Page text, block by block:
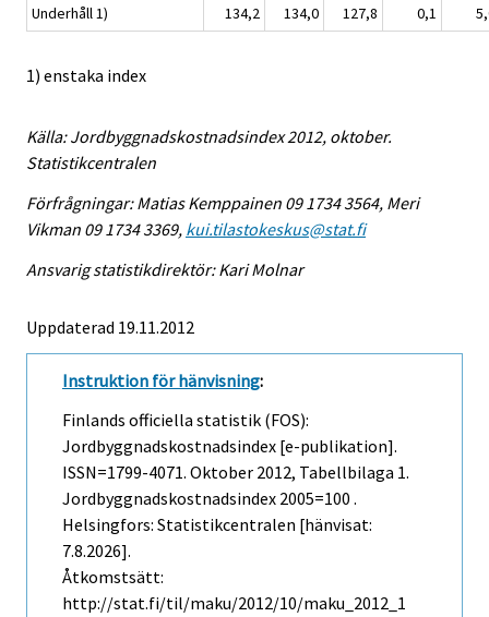
Underhåll 1)
134,2 134,0 127,8 0,1
1) enstaka index
Källa: Jordbyggnadskostnadsindex 2012, oktober.
Statistikcentralen
Förfrågningar: Matias Kemppainen 09 1734 3564, Meri
Vikman 09 1734 3369, kui.tilastokeskus@stat.fi
Ansvarig statistikdirektör: Kari Molnar
Uppdaterad 19.11.2012
Instruktion för hänvisning:
Finlands officiella statistik (FOS):
Jordbyggnadskostnadsindex [e-publikation].
ISSN=1799-4071. Oktober 2012, Tabellbilaga 1.
Jordbyggnadskostnadsindex 2005=100 .
Helsingfors: Statistikcentralen [hänvisat:
7.8.2026].
Åtkomstsätt:
http://stat.fi/til/maku/2012/10/maku_2012_1